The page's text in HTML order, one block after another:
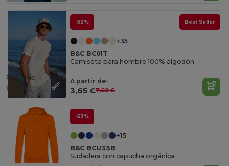
-52% Best Seller
+35
B&C BC01T
Camiseta para hombre 100% algodón
A partir de:
3,65 €7,60 €
Organic
Cotton
-53%
+15
B&C BCU33B
Sudadera con capucha orgánica